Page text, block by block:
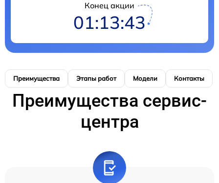
Конец акции
01:13:42
Преимущества Этапы работ Модели Контакты
Преимущества сервис-
центра